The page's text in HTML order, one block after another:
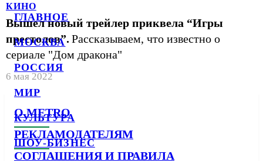
ГЛАВНОЕ
МОСКВА
РОССИЯ
МИР
КУЛЬТУРА
ШОУ-БИЗНЕС
КИНО
Вышел новый трейлер приквела “Игры
престолов”. Рассказываем, что известно о
сериале "Дом дракона"
6 мая 2022
О METRO
РЕКЛАМОДАТЕЛЯМ
СОГЛАШЕНИЯ И ПРАВИЛА